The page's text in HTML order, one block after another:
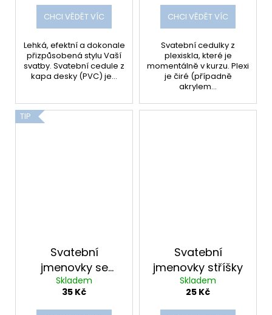
CHCI VĚDĚT VÍC
Lehká, efektní a dokonale
přizpůsobená stylu Vaší
svatby. Svatební cedule z
kapa desky (PVC) je...
CHCI VĚDĚT VÍC
Svatební cedulky z
plexiskla, které je
momentálně v kurzu. Plexi
je čiré (případně
akrylem...
TIP
Svatební
jmenovky se
stuhou
Skladem
35 Kč
Svatební
jmenovky stříšky
Skladem
25 Kč